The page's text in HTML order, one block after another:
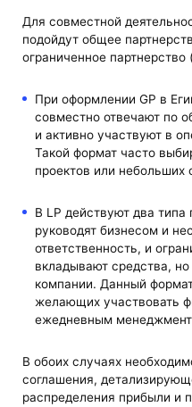
Для совместной
подойдут общее
ограниченное
При оформлении GP в
совместно отвечают по
и активно участвуют в
Такой формат часто
проектов или небольших
В LP действуют два
руководят бизнесом и
ответственность, и
вкладывают средства,
компании. Данный
желающих участвовать
ежедневным
В обоих случаях
соглашения,
распределения прибыли и